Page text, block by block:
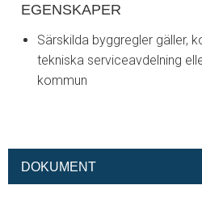
EGENSKAPER
Särskilda byggregler gäller,
tekniska serviceavdelning
kommun
DOKUMENT